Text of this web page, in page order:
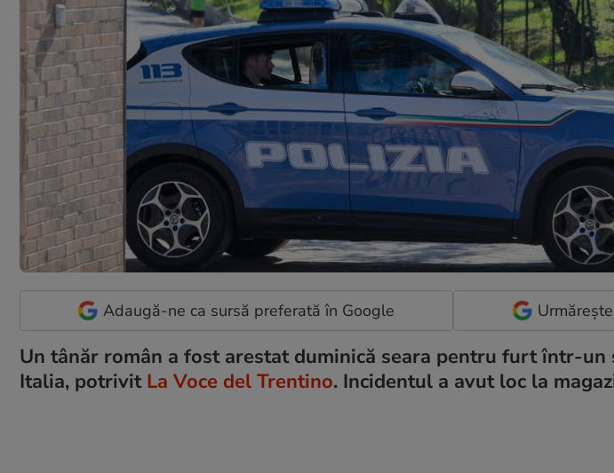
Adaugă-ne ca sursă preferată în Google Urmărește
Un tânăr român a fost arestat duminică seara pentru furt într-un
Italia, potrivit La Voce del Trentino. Incidentul a avut loc la